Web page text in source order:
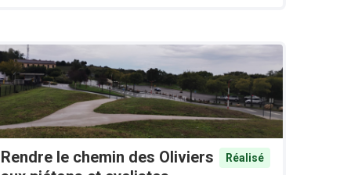
Rendre le chemin des Oliviers
Réalisé